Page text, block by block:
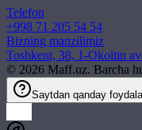
Telefon
+998 71 205 54 54
Bizning manzilimiz
Toshkent, 38, 1-Okoltin
© 2026 Maff.uz. Barcha
Saytdan qanday